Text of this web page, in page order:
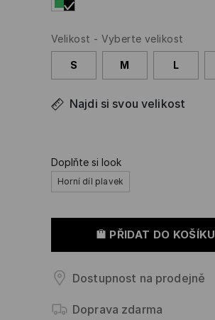
Velikost - Vyberte velikost
S M L
Najdi si svou velikost
Doplňte si look
Horní díl plavek
PŘIDAT DO KOŠÍKU
Dostupnost na prodejně
Doprava zdarma